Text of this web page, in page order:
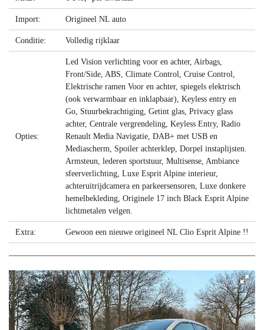
Import: Origineel NL auto
Conditie: Volledig rijklaar
Opties:
Led Vision verlichting voor en achter, Airbags,
Front/Side, ABS, Climate Control, Cruise Control,
Elektrische ramen Voor en achter, spiegels elektrisch
(ook verwarmbaar en inklapbaar), Keyless entry en
Go, Stuurbekrachtiging, Getint glas, Privacy glass
achter, Centrale vergrendeling, Keyless Entry, Radio
Renault Media Navigatie, DAB+ met USB en
Mediascherm, Spoiler achterklep, Dorpel instaplijsten.
Armsteun, lederen sportstuur, Multisense, Ambiance
sfeerverlichting, Luxe Esprit Alpine interieur,
achteruitrijdcamera en parkeersensoren, Luxe donkere
hemelbekleding, Originele 17 inch Black Esprit Alpine
lichtmetalen velgen.
Extra: Gewoon een nieuwe origineel NL Clio Esprit Alpine !!